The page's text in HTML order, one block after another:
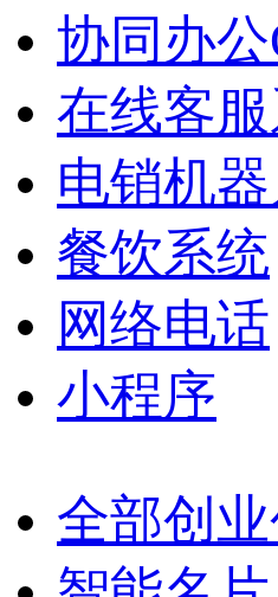
协同办
在线客
电销机器
餐饮系统
网络电话
小程序
全部创